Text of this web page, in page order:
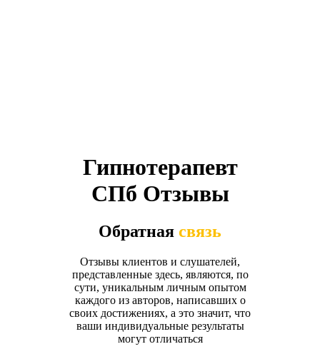
Гипнотерапевт
СПб Отзывы
Обратная связь
Отзывы клиентов и слушателей,
представленные здесь, являются, по
сути, уникальным личным опытом
каждого из авторов, написавших о
своих достижениях, а это значит, что
ваши индивидуальные результаты
могут отличаться